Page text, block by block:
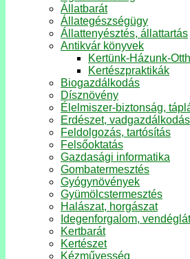
Állatbarát
Állategészségügy
Állattenyésztés, állattartás
Antikvár könyvek
Kertünk-Házunk-
Kertészpraktikák
Biogazdálkodás
Dísznövény
Élelmiszer-biztonság,
Erdészet, vadgazdálkodás
Feldolgozás, tartósítás
Felsőoktatás
Gazdasági informatika
Gombatermesztés
Gyógynövények
Gyümölcstermesztés
Halászat, horgászat
Idegenforgalom,
Kertbarát
Kertészet
Kézművesség